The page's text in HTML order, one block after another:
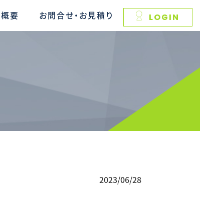
要 お問合せ・お見積り LOGIN
2023/06/28